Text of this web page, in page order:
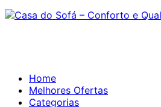
Home
Melhores Ofertas
Categorias